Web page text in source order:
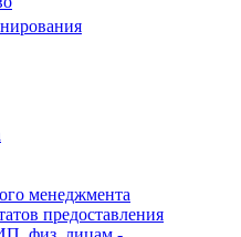
менеджмента
предоставления